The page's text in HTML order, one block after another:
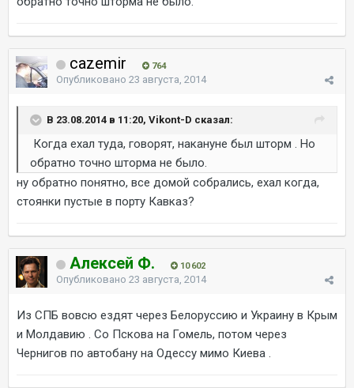
cazemir 764
Опубликовано 23 августа, 2014
В 23.08.2014 в 11:20, Vikont-D сказал:
Когда ехал туда, говорят, накануне был шторм . Но
обратно точно шторма не было.
ну обратно понятно, все домой собрались, ехал когда,
стоянки пустые в порту Кавказ?
Алексей Ф. 10 602
Опубликовано 23 августа, 2014
Из СПБ вовсю ездят через Белоруссию и Украину в Крым
и Молдавию . Со Пскова на Гомель, потом через
Чернигов по автобану на Одессу мимо Киева .